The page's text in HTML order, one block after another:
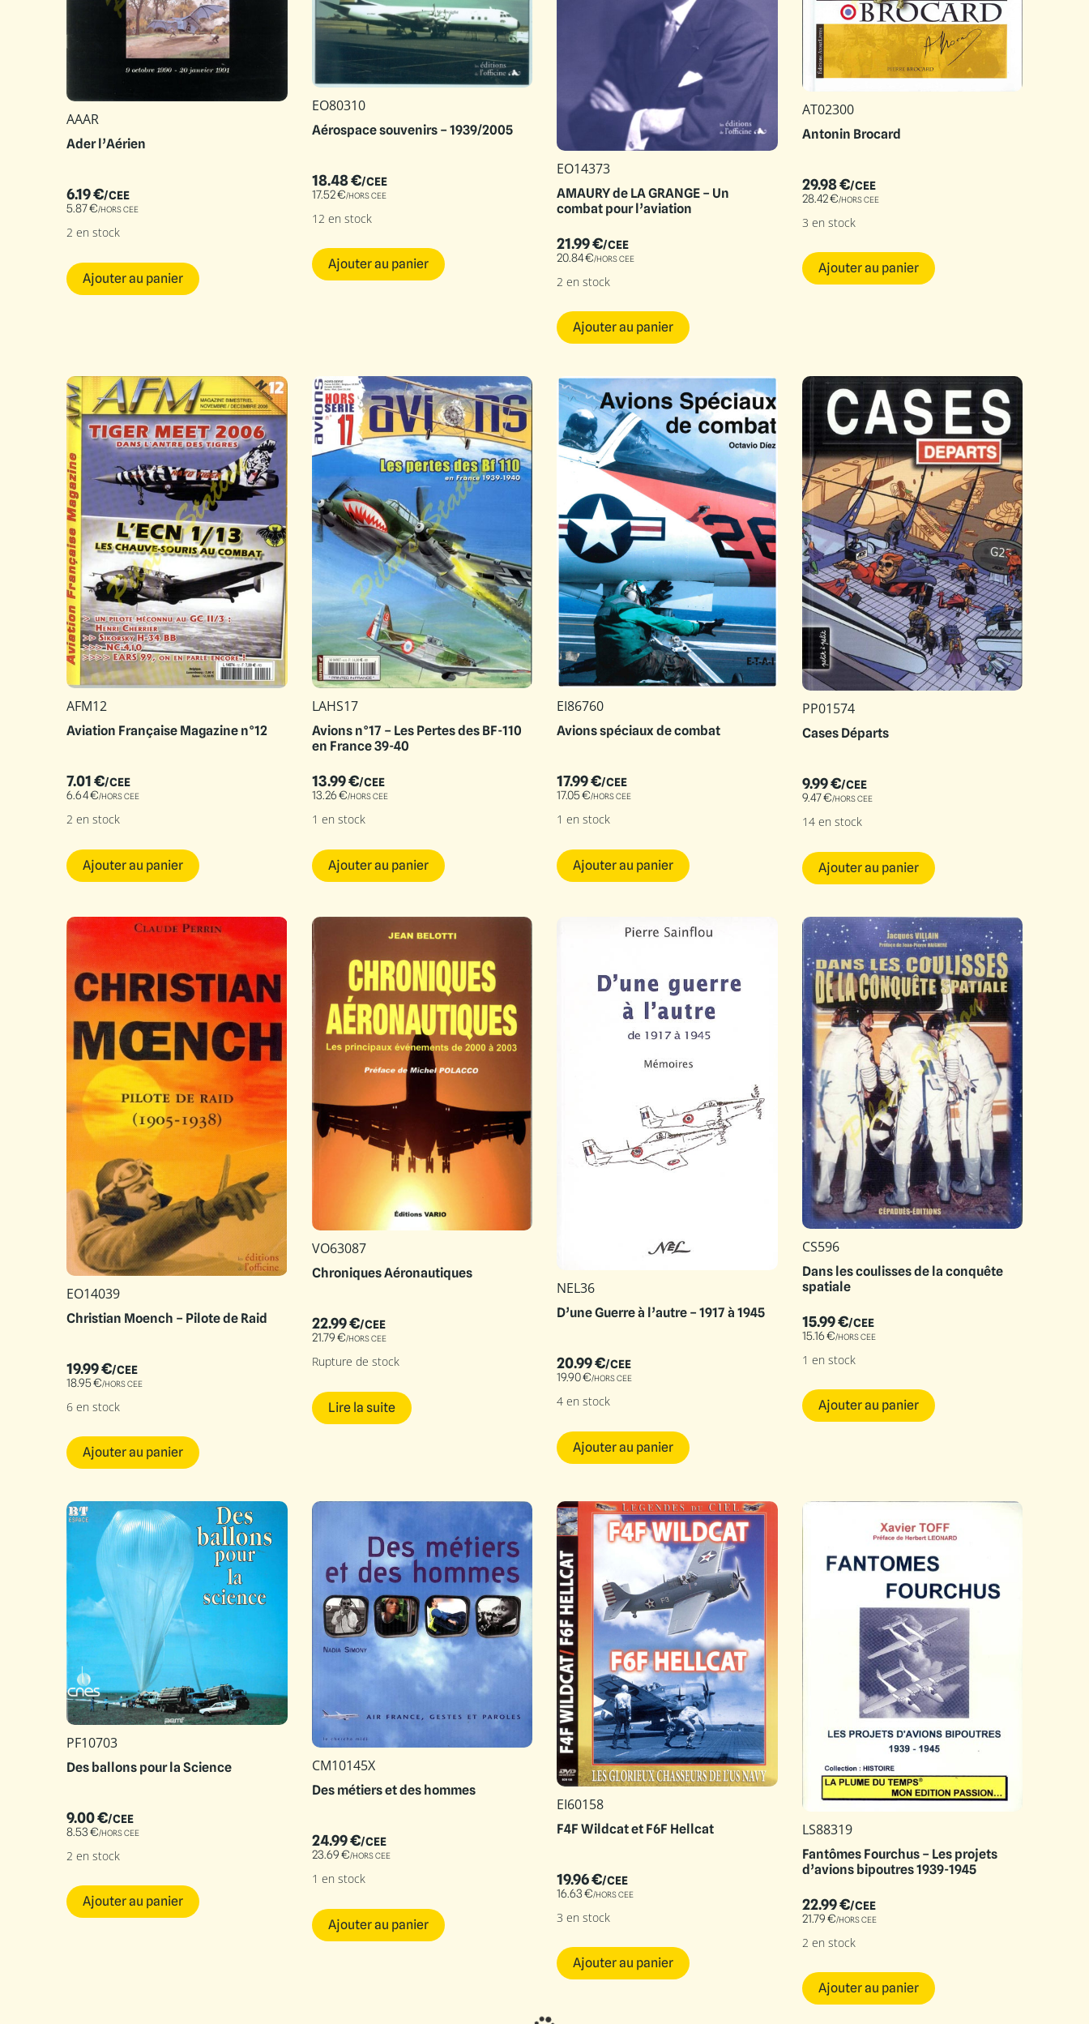
AAAR
Ader l’Aérien
6.19€/CEE
5.87€/HORS CEE
2 en stock
Ajouter au panier
EO80310
Aérospace souvenirs – 1939/2005
18.48€/CEE
17.52€/HORS CEE
12 en stock
Ajouter au panier
EO14373
AMAURY de LA GRANGE – Un
combat pour l’aviation
21.99€/CEE
20.84€/HORS CEE
2 en stock
Ajouter au panier
AT02300
Antonin Brocard
29.98€/CEE
28.42€/HORS CEE
3 en stock
Ajouter au panier
AFM12
Aviation Française Magazine n°12
7.01€/CEE
6.64€/HORS CEE
2 en stock
Ajouter au panier
LAHS17
Avions n°17 – Les Pertes des BF-110
en France 39-40
13.99€/CEE
13.26€/HORS CEE
1 en stock
Ajouter au panier
EI86760
Avions spéciaux de combat
17.99€/CEE
17.05€/HORS CEE
1 en stock
Ajouter au panier
PP01574
Cases Départs
9.99€/CEE
9.47€/HORS CEE
14 en stock
Ajouter au panier
EO14039
Christian Moench – Pilote de Raid
19.99€/CEE
18.95€/HORS CEE
6 en stock
Ajouter au panier
VO63087
Chroniques Aéronautiques
22.99€/CEE
21.79€/HORS CEE
Rupture de stock
Lire la suite
NEL36
D’une Guerre à l’autre – 1917 à 1945
20.99€/CEE
19.90€/HORS CEE
4 en stock
Ajouter au panier
CS596
Dans les coulisses de la conquête
spatiale
15.99€/CEE
15.16€/HORS CEE
1 en stock
Ajouter au panier
PF10703
Des ballons pour la Science
9.00€/CEE
8.53€/HORS CEE
2 en stock
Ajouter au panier
CM10145X
Des métiers et des hommes
24.99€/CEE
23.69€/HORS CEE
1 en stock
Ajouter au panier
EI60158
F4F Wildcat et F6F Hellcat
19.96€/CEE
16.63€/HORS CEE
3 en stock
Ajouter au panier
LS88319
Fantômes Fourchus – Les projets
d’avions bipoutres 1939-1945
22.99€/CEE
21.79€/HORS CEE
2 en stock
Ajouter au panier